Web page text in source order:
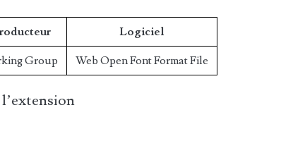
Logiciel
Group Web Open Font Format File